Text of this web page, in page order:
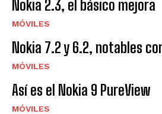
Nokia 2.3, el básico mejora
MÓVILES
Nokia 7.2 y 6.2, notables
MÓVILES
Así es el Nokia 9 PureView
MÓVILES